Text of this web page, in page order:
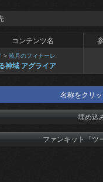
コンテンツ名
> 暁月のフィナーレ
神域 アグライア
名称をクリ
埋め込
ファンキット「ツ